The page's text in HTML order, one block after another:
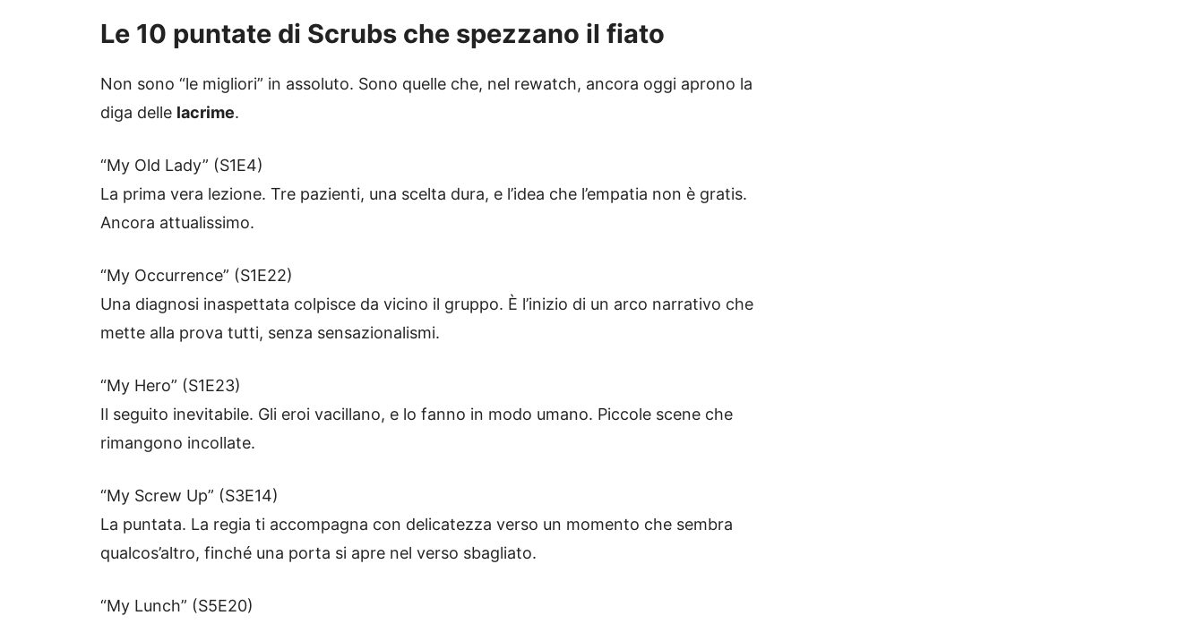
Le 10 puntate di Scrubs che spezzano il fiato
Non sono “le migliori” in assoluto. Sono quelle che, nel rewatch, ancora oggi aprono la
diga delle lacrime.
“My Old Lady” (S1E4)
La prima vera lezione. Tre pazienti, una scelta dura, e l’idea che l’empatia non è gratis.
Ancora attualissimo.
“My Occurrence” (S1E22)
Una diagnosi inaspettata colpisce da vicino il gruppo. È l’inizio di un arco narrativo che
mette alla prova tutti, senza sensazionalismi.
“My Hero” (S1E23)
Il seguito inevitabile. Gli eroi vacillano, e lo fanno in modo umano. Piccole scene che
rimangono incollate.
“My Screw Up” (S3E14)
La puntata. La regia ti accompagna con delicatezza verso un momento che sembra
qualcos’altro, finché una porta si apre nel verso sbagliato.
“My Lunch” (S5E20)